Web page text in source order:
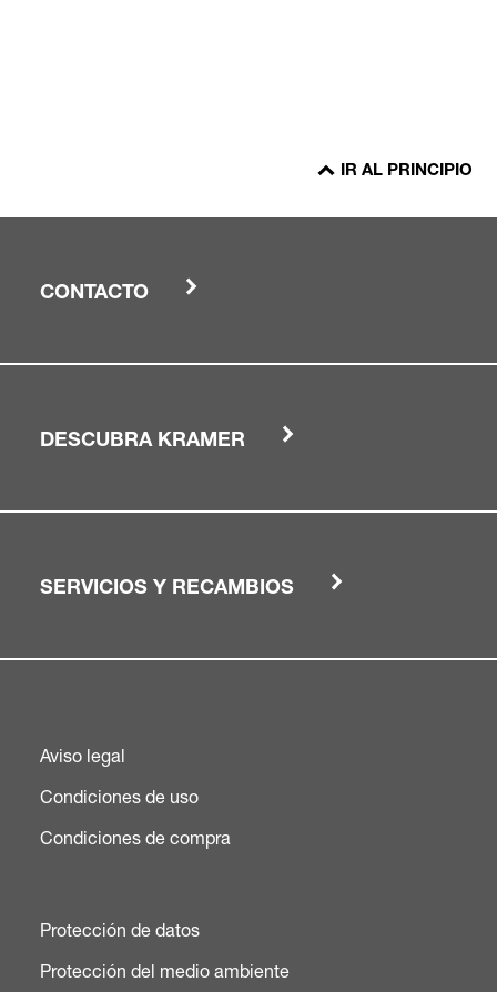
IR AL PRINCIPIO
CONTACTO
DESCUBRA KRAMER
SERVICIOS Y RECAMBIOS
Aviso legal
Condiciones de uso
Condiciones de compra
Protección de datos
Protección del medio ambiente